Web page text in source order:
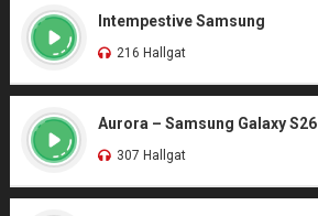
Intempestive Samsung
216 Hallgat
Aurora – Samsung Galaxy S26
307 Hallgat